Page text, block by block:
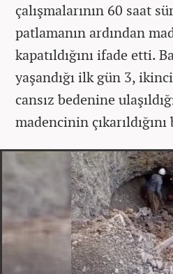
çalışmalarının 60 saat
patlamanın ardından
kapatıldığını ifade etti.
yaşandığı ilk gün 3,
cansız bedenine
madencinin